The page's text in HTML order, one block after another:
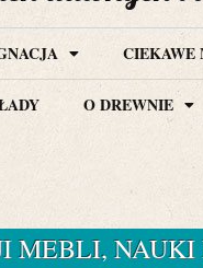
CIEKAWE
O DREWNIE
MEBLI,